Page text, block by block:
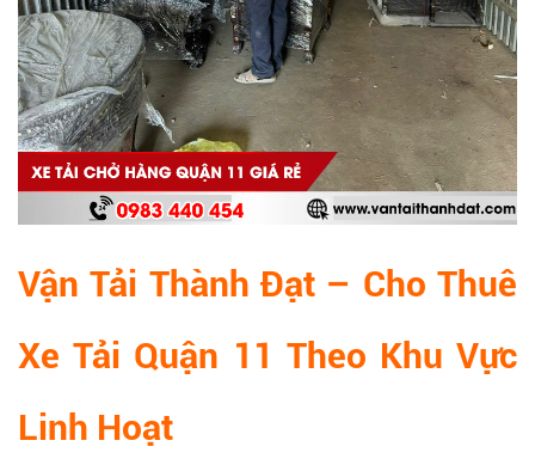
Vận Tải Thành Đạt – Cho Thuê
Xe Tải Quận 11 Theo Khu Vực
Linh Hoạt